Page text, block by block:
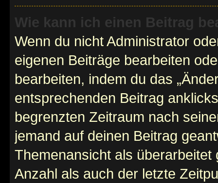
Wie kann ich einen Beitrag
Wenn du nicht Administrator
eigenen Beiträge bearbeiten
bearbeiten, indem du das
entsprechenden Beitrag
begrenzten Zeitraum nach
jemand auf deinen Beitrag
Themenansicht als
Anzahl als auch der letzte